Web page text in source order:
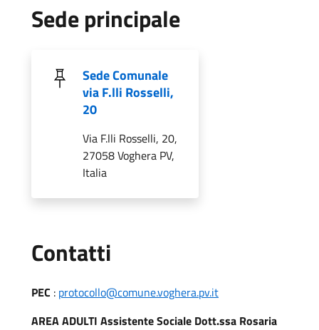
Sede principale
Sede Comunale
via F.lli Rosselli,
20
Via F.lli Rosselli, 20,
27058 Voghera PV,
Italia
Contatti
PEC : protocollo@comune.voghera.pv.it
AREA ADULTI Assistente Sociale Dott.ssa Rosaria